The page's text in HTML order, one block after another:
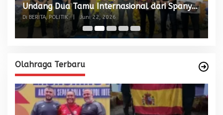
Undang Dua Tamu Internasional dari Spanyol
dan Malaysia
Di BERITA, POLITIK Juni 22, 2026
Olahraga Terbaru